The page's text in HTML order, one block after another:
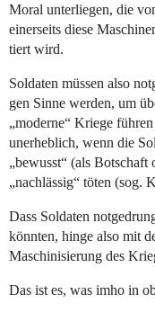
Moral unterliegen, die
einerseits diese
tiert wird.
Soldaten müssen also
gen Sinne werden, um
„moderne“ Kriege
unerheblich, wenn die
„bewusst“ (als
„nachlässig“ töten (sog.
Dass Soldaten
könnten, hinge also mit
Maschinisierung des
Das ist es, was imho in